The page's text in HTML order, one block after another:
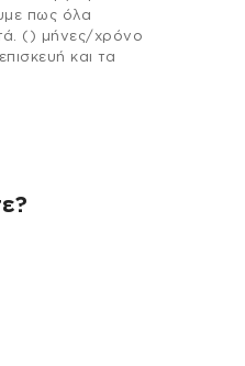
πως όλα
() μήνες/χρόνο
και τα